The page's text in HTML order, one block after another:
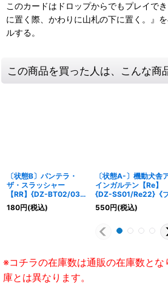
このカードはドロップからでもプレイで
に置く際、かわりに山札の下に置く。』
ルする。
この商品を買った人は、こんな商
〔状態B〕パンテラ・
ザ・スラッシャー
【RR】{DZ-BT02/030}
《ブラントゲート》
180円(税込)
〔状態A-〕機動犬舎
インガルテン【Re】
{DZ-SS01/Re22}《
ラントゲート》
550円(税込)
※コチラの在庫数は通販の在庫数とな
庫とは異なります。